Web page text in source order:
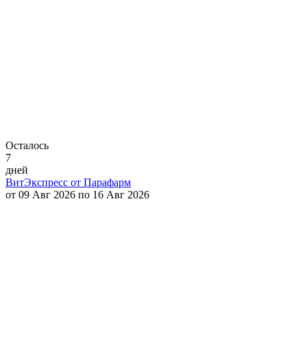
Осталось
7
дней
ВитЭкспресс от Парафарм
от 09 Авг 2026 по 16 Авг 2026